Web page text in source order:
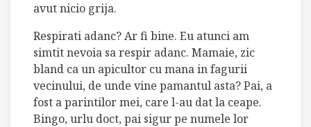
avut nicio grija.
Respirati adanc? Ar fi bine. Eu atunci am
simtit nevoia sa respir adanc. Mamaie, zic
bland ca un apicultor cu mana in fagurii
vecinului, de unde vine pamantul asta? Pai, a
fost a parintilor mei, care l-au dat la ceape.
Bingo, urlu doct, pai sigur pe numele lor